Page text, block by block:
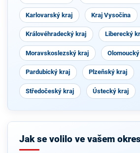
vé a
osobnos
ti pro
Moravu
Karlovarský kraj Kraj Vysočina
Královéhradecký kraj Liberecký
Moravskoslezský kraj
Pardubický kraj Plzeňský kraj
Středočeský kraj Ústecký kraj
Jak se volilo ve vašem